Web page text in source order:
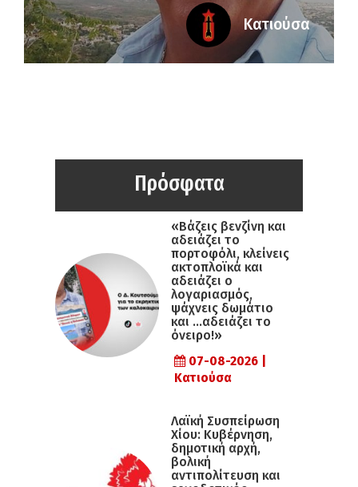
Κατιούσα
Πρόσφατα
«Βάζεις βενζίνη και
αδειάζει το
πορτοφόλι, κλείνεις
ακτοπλοϊκά και
αδειάζει ο
λογαριασμός,
ψάχνεις δωμάτιο
και …αδειάζει το
όνειρο!»
07-08-2026 |
Κατιούσα
Λαϊκή Συσπείρωση
Χίου: Κυβέρνηση,
δημοτική αρχή,
βολική
αντιπολίτευση και